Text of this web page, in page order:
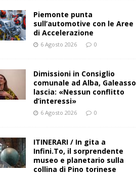
Piemonte punta
sull’automotive con le Aree
di Accelerazione
6 Agosto 2026 0
Dimissioni in Consiglio
comunale ad Alba, Galeasso
lascia: «Nessun conflitto
d’interessi»
6 Agosto 2026 0
ITINERARI / In gita a
Infini.To, il sorprendente
museo e planetario sulla
collina di Pino torinese